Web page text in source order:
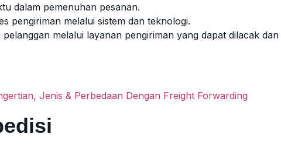
dalam pemenuhan pesanan.
pengiriman melalui sistem dan teknologi.
melalui layanan pengiriman yang dapat dilacak dan
Jenis & Perbedaan Dengan Freight Forwarding